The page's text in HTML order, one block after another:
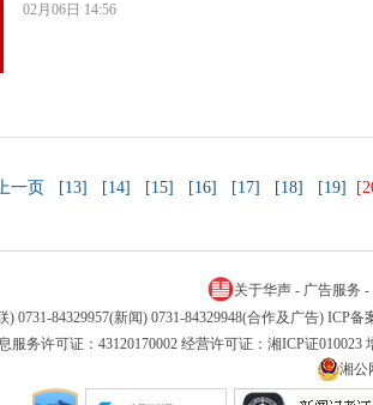
02月06日 14:56
一页 [13] [14] [15] [16] [17] [18] [19]
关于华声 - 广告服务 -
) 0731-84329957(新闻) 0731-84329948(合作及广告) ICP备
服务许可证：43120170002 经营许可证：湘ICP证
湘公